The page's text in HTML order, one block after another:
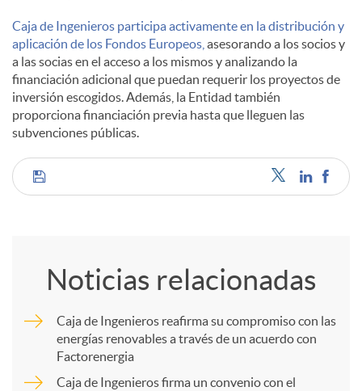
e
s
Caja de Ingenieros participa activamente en la distribución y
aplicación de los Fondos Europeos, asesorando a los socios y
a las socias en el acceso a los mismos y analizando la
financiación adicional que puedan requerir los proyectos de
inversión escogidos. Además, la Entidad también
proporciona financiación previa hasta que lleguen las
subvenciones públicas.
C
Noticias relacionadas
Caja de Ingenieros reafirma su compromiso con las
energías renovables a través de un acuerdo con
Factorenergia
Caja de Ingenieros firma un convenio con el